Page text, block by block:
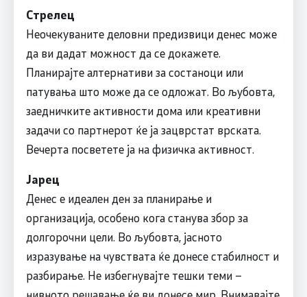
Стрелец
Неочекуваните деловни предизвици денес може
да ви дадат можност да се докажете.
Планирајте алтернативи за состаноци или
патувања што може да се одложат. Во љубовта,
заедничките активности дома или креативни
задачи со партнерот ќе ја зацврстат врската.
Вечерта посветете ја на физичка активност.
Јарец
Денес е идеален ден за планирање и
организација, особено кога станува збор за
долгорочни цели. Во љубовта, јасното
изразување на чувствата ќе донесе стабилност и
разбирање. Не избегнувајте тешки теми –